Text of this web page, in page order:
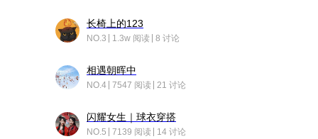
长椅上的123
NO.3 1.3w 阅读 8 讨论
相遇朝晖中
NO.4 7547 阅读 21 讨论
闪耀女生｜球衣穿搭
NO.5 7139 阅读 14 讨论